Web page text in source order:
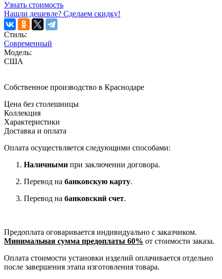
Узнать стоимость
Нашли дешевле? Сделаем скидку!
Стиль:
Современный
Модель:
США
Собственное производство в Краснодаре
Цена без столешницы
Коллекция
Характеристики
Доставка и оплата
Оплата осуществляется следующими способами:
Наличными при заключении договора.
Перевод на банковскую карту.
Перевод на банковский счет.
Предоплата оговаривается индивидуально с заказчиком.
Минимальная сумма предоплаты 60% от стоимости заказа.
Оплата стоимости установки изделий оплачивается отдельно
после завершения этапа изготовления товара.